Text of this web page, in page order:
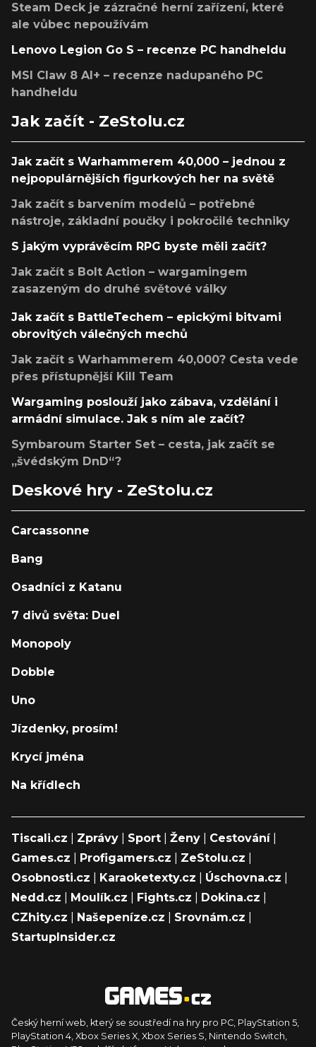
Steam Deck je zázračné herní zařízení, které
ale vůbec nepoužívám
Lenovo Legion Go S – recenze PC handheldu
MSI Claw 8 AI+ – recenze nadupaného PC
handheldu
Jak začít - ZeStolu.cz
Jak začít s Warhammerem 40,000 – jednou z
nejpopulárnějších figurkových her na světě
Jak začít s barvením modelů – potřebné
nástroje, základní poučky i pokročilé techniky
S jakým vyprávěcím RPG byste měli začít?
Jak začít s Bolt Action – wargamingem
zasazeným do druhé světové války
Jak začít s BattleTechem – epickými bitvami
obrovitých válečných mechů
Jak začít s Warhammerem 40,000? Cesta vede
přes přístupnější Kill Team
Wargaming poslouží jako zábava, vzdělání i
armádní simulace. Jak s ním ale začít?
Symbaroum Starter Set – cesta, jak začít se
„švédským DnD“?
Deskové hry - ZeStolu.cz
Carcassonne
Bang
Osadníci z Katanu
7 divů světa: Duel
Monopoly
Dobble
Uno
Jízdenky, prosím!
Krycí jména
Na křídlech
Tiscali.cz Zprávy Sport Ženy Cestování|
Games.cz
Profigamers.cz ZeStolu.cz
Osobnosti.cz
Karaoketexty.cz Úschovna.cz
Nedd.cz
Moulík.cz Fights.cz Dokina.cz
CZhity.cz
Našepeníze.cz Srovnám.cz
StartupInsider.cz
Český herní web, který se soustředí na hry pro PC, PlayStation 5,
PlayStation 4, Xbox Series X, Xbox Series S, Nintendo Switch,